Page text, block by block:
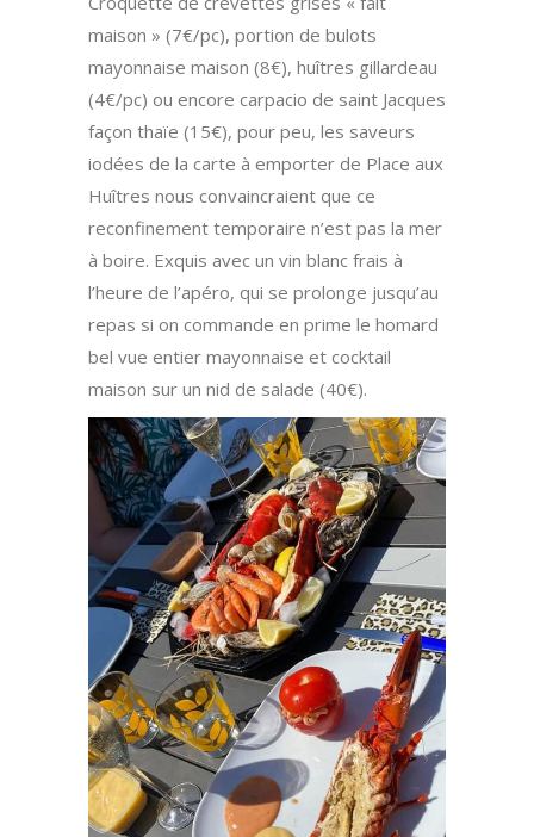
maison » (7€/pc), portion de bulots
mayonnaise maison (8€), huîtres gillardeau
(4€/pc) ou encore carpacio de saint Jacques
façon thaïe (15€), pour peu, les saveurs
iodées de la carte à emporter de Place aux
Huîtres nous convaincraient que ce
reconfinement temporaire n’est pas la mer
à boire. Exquis avec un vin blanc frais à
l’heure de l’apéro, qui se prolonge jusqu’au
repas si on commande en prime le homard
bel vue entier mayonnaise et cocktail
maison sur un nid de salade (40€).